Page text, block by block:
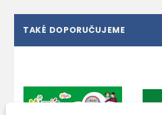
TAKÉ DOPORUČUJEME